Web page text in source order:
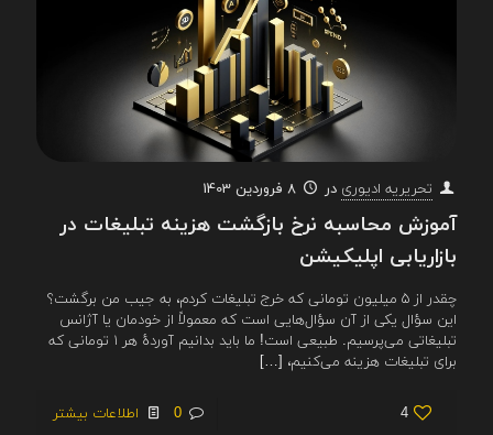
تحریریه ادیوری در 8 فروردین 1403
آموزش محاسبه نرخ بازگشت هزینه تبلیغات در
بازاریابی اپلیکیشن
چقدر از ۵ میلیون تومانی که خرج تبلیغات کردم، به جیب من برگشت؟
این سؤال یکی از آن سؤال‌هایی است که معمولاً از خودمان یا آژانس
تبلیغاتی می‌پرسیم. طبیعی است! ما باید بدانیم آوردهٔ هر ۱ تومانی که
برای تبلیغات هزینه می‌کنیم، […]
4
0 اطلاعات بیشتر